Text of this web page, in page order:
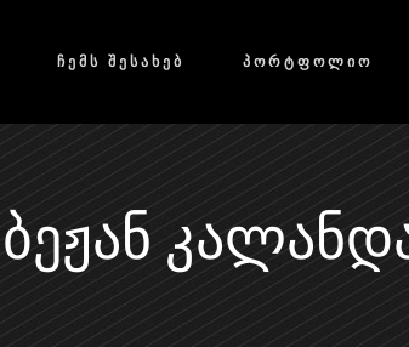
ᲩᲔᲛᲡ ᲨᲔᲡᲐᲮᲔᲑ ᲞᲝᲠᲢᲤᲝᲚᲘᲝ